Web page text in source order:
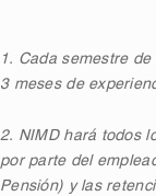
1. Cada semestre
3 meses de
2. NIMD hará todos
por parte del
Pensión) y las